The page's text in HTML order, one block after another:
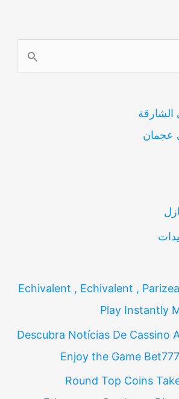
عجمان
Echivalent , Echivalent ,
Play Instantly
Descubra Notícias De Cassino
Enjoy the Game
Round Top Coins